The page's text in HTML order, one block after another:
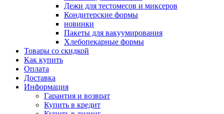
Дежи для тестомесов и миксеров
Кондитерские формы
новинки
Пакеты для вакуумирования
Хлебопекарные формы
Товары со скидкой
Как купить
Оплата
Доставка
Информация
Гарантия и возврат
Купить в кредит